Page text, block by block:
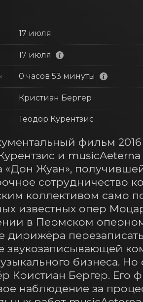
17 июля
17 июля
0 часов 53 минуты
Кристиан Бергер
Теодор Курентзис
фильм
и
«Дон Жуан»,
сотрудничество
коллективом само
известных опер
в Пермском
дирижёра
звукозаписывающей
бизнеса.
Кристиан Бергер. Его
наблюдение за